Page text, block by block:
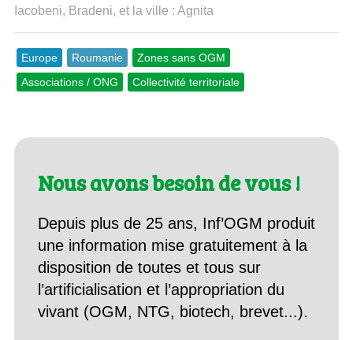
Iacobeni, Bradeni, et la ville : Agnita
Europe Roumanie
Zones sans OGM
Associations / ONG
Collectivité territoriale
Nous avons besoin de vous !
Depuis plus de 25 ans, Inf’OGM produit
une information mise gratuitement à la
disposition de toutes et tous sur
l’artificialisation et l’appropriation du
vivant (OGM, NTG, biotech, brevet...).